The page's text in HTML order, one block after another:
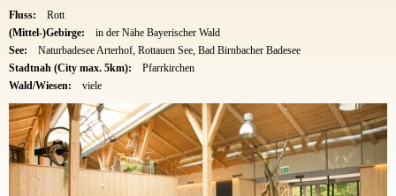
Fluss:
Rott
(Mittel-)Gebirge:
in der Nähe Bayerischer Wald
See:
Naturbadesee Arterhof, Rottauen See, Bad Birnbacher Badesee
Stadtnah (City max. 5km):
Pfarrkirchen
Wald/Wiesen:
viele